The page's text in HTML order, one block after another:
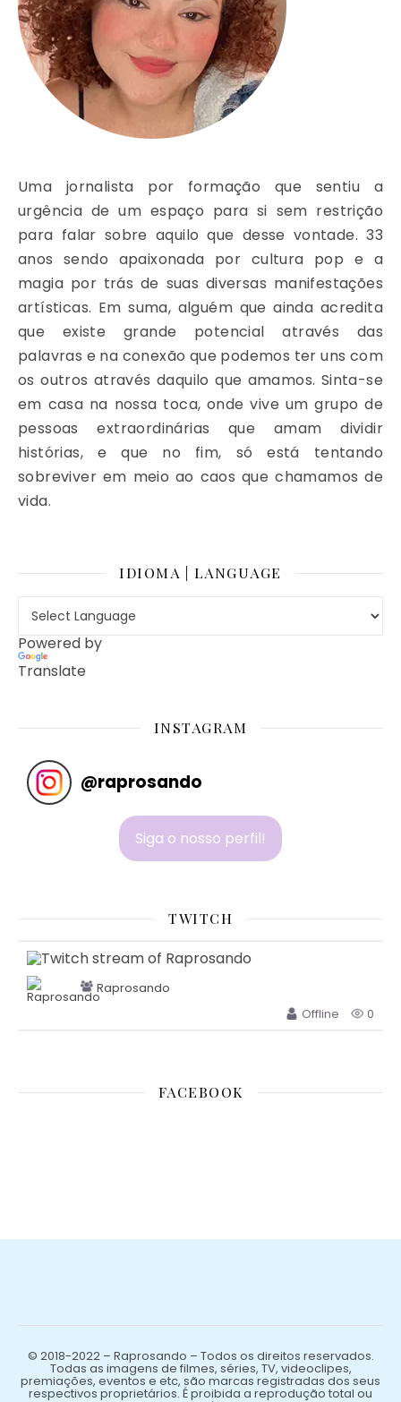
Uma jornalista por formação que sentiu a
urgência de um espaço para si sem restrição
para falar sobre aquilo que desse vontade. 33
anos sendo apaixonada por cultura pop e a
magia por trás de suas diversas manifestações
artísticas. Em suma, alguém que ainda acredita
que existe grande potencial através das
palavras e na conexão que podemos ter uns com
os outros através daquilo que amamos. Sinta-se
em casa na nossa toca, onde vive um grupo de
pessoas extraordinárias que amam dividir
histórias, e que no fim, só está tentando
sobreviver em meio ao caos que chamamos de
vida.
IDIOMA | LANGUAGE
Powered by
Translate
INSTAGRAM
@raprosando
Siga o nosso perfil!
TWITCH
Raprosando
Offline
0
FACEBOOK
© 2018-2022 – Raprosando – Todos os direitos reservados.
Todas as imagens de filmes, séries, TV, videoclipes,
premiações, eventos e etc, são marcas registradas dos seus
respectivos proprietários. É proibida a reprodução total ou